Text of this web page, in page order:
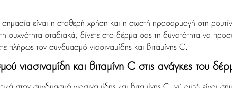
είναι η σταθερή χρήση και η σωστή προσαρμογή στη
συχνότητα σταδιακά, δίνετε στο δέρμα σας τη δυνατότητα να
πλήρως τον συνδυασμό νιασιναμίδης και βιταμίνης C.
νιασιναμίδη και βιταμίνη C στις ανάγκες του